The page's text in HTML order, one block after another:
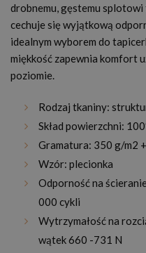
drobnemu, gęstemu splotowi
cechuje się wyjątkową
idealnym wyborem do
miękkość zapewnia komfort
poziomie.
Rodzaj tkaniny:
Skład powierzchni:
Gramatura: 350 g/m2
Wzór: plecionka
Odporność na
000 cykli
Wytrzymałość na
wątek 660 -731 N